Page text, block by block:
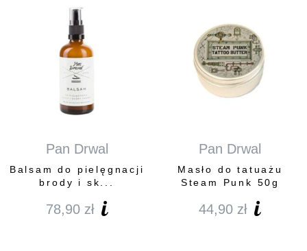
Pan Drwal
Balsam do pielęgnacji
brody i sk...
78,90 zł
Pan Drwal
Masło do tatuażu
Steam Punk 50g
44,90 zł